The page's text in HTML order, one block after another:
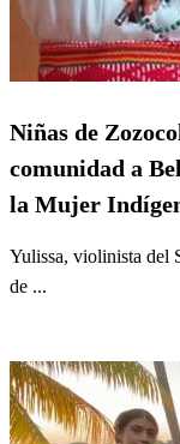
Niñas de
comunidad a
la Mujer
Yulissa, violinista del
de ...